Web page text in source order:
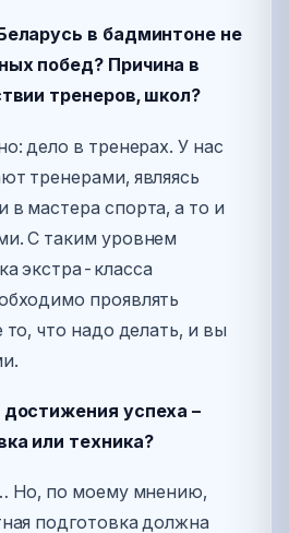
в бадминтоне не
побед? Причина в
тренеров, школ?
дело в тренерах. У нас
тренерами, являясь
мастера спорта, а то и
С таким уровнем
экстра-класса
проявлять
то, что надо делать, и вы
успеха –
или техника?
Но, по моему мнению,
подготовка должна